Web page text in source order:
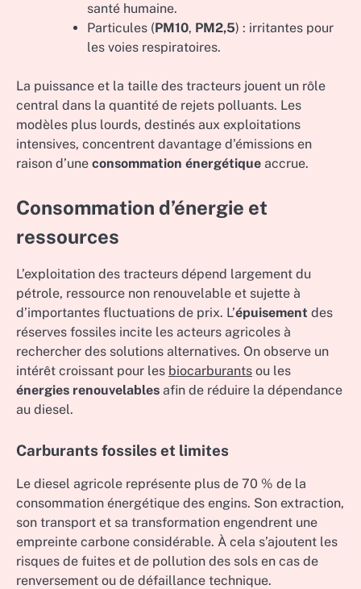
santé humaine.
Particules (PM10, PM2,5) : irritantes pour
les voies respiratoires.
La puissance et la taille des tracteurs jouent un rôle
central dans la quantité de rejets polluants. Les
modèles plus lourds, destinés aux exploitations
intensives, concentrent davantage d’émissions en
raison d’une consommation énergétique accrue.
Consommation d’énergie et
ressources
L’exploitation des tracteurs dépend largement du
pétrole, ressource non renouvelable et sujette à
d’importantes fluctuations de prix. L’épuisement des
réserves fossiles incite les acteurs agricoles à
rechercher des solutions alternatives. On observe un
intérêt croissant pour les biocarburants ou les
énergies renouvelables afin de réduire la dépendance
au diesel.
Carburants fossiles et limites
Le diesel agricole représente plus de 70 % de la
consommation énergétique des engins. Son extraction,
son transport et sa transformation engendrent une
empreinte carbone considérable. À cela s’ajoutent les
risques de fuites et de pollution des sols en cas de
renversement ou de défaillance technique.